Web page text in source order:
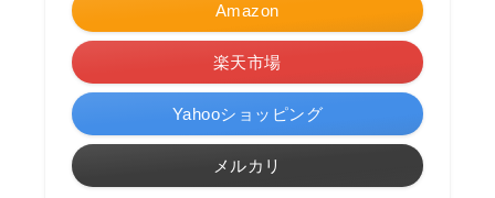
Amazon
楽天市場
Yahooショッピング
メルカリ